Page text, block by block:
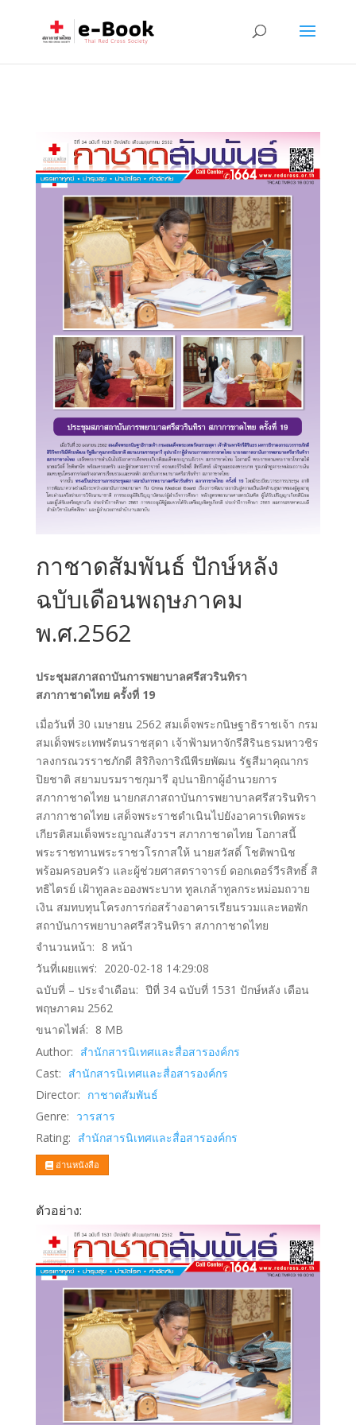
กาชาดสัมพันธ์ ปักษ์หลัง
ฉบับเดือนพฤษภาคม
พ.ศ.2562
ประชุมสภาสถาบันการพยาบาลศรีสวรินทิรา
สภากาชาดไทย ครั้งที่ 19
เมื่อวันที่ 30 เมษายน 2562 สมเด็จพระกนิษฐาธิราชเจ้า กรม
สมเด็จพระเทพรัตนราชสุดา เจ้าฟ้ามหาจักรีสิรินธรมหาวชิร
าลงกรณวรราชภักดี สิริกิจการิณีพีรยพัฒน รัฐสีมาคุณากร
ปิยชาติ สยามบรมราชกุมารี อุปนายิกาผู้อํานวยการ
สภากาชาดไทย นายกสภาสถาบันการพยาบาลศรีสวรินทิรา
สภากาชาดไทย เสด็จพระราชดําเนินไปยังอาคารเทิดพระ
เกียรติสมเด็จพระญาณสังวรฯ สภากาชาดไทย โอกาสนี้
พระราชทานพระราชวโรกาสให้ นายสวัสดิ์ โชติพานิช
พร้อมครอบครัว และผู้ช่วยศาสตราจารย์ ดอกเตอร์วีรสิทธิ์ สิ
ทธิไตรย์ เฝ้าทูลละอองพระบาท ทูลเกล้าทูลกระหม่อมถวาย
เงิน สมทบทุนโครงการก่อสร้างอาคารเรียนรวมและหอพัก
สถาบันการพยาบาลศรีสวรินทิรา สภากาชาดไทย
จำนวนหน้า: 8 หน้า
วันที่เผยแพร่: 2020-02-18 14:29:08
ฉบับที่ – ประจำเดือน: ปีที่ 34 ฉบับที่ 1531 ปักษ์หลัง เดือน
พฤษภาคม 2562
ขนาดไฟล์: 8 MB
Author: สำนักสารนิเทศและสื่อสารองค์กร
Cast: สำนักสารนิเทศและสื่อสารองค์กร
Director: กาชาดสัมพันธ์
Genre: วารสาร
Rating: สำนักสารนิเทศและสื่อสารองค์กร
อ่านหนังสือ
ตัวอย่าง: